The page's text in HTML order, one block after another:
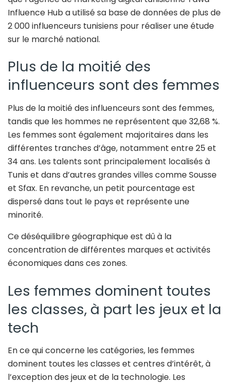
Influence Hub a utilisé sa base de données de plus de
2 000 influenceurs tunisiens pour réaliser une étude
sur le marché national.
Plus de la moitié des
influenceurs sont des femmes
Plus de la moitié des influenceurs sont des femmes,
tandis que les hommes ne représentent que 32,68 %.
Les femmes sont également majoritaires dans les
différentes tranches d’âge, notamment entre 25 et
34 ans. Les talents sont principalement localisés à
Tunis et dans d’autres grandes villes comme Sousse
et Sfax. En revanche, un petit pourcentage est
dispersé dans tout le pays et représente une
minorité.
Ce déséquilibre géographique est dû à la
concentration de différentes marques et activités
économiques dans ces zones.
Les femmes dominent toutes
les classes, à part les jeux et la
tech
En ce qui concerne les catégories, les femmes
dominent toutes les classes et centres d’intérêt, à
l’exception des jeux et de la technologie. Les